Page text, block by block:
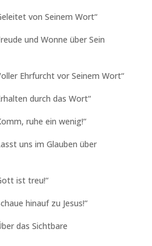
von Seinem Wort“
und Wonne über Sein
Ehrfurcht vor Seinem Wort“
durch das Wort“
ruhe ein wenig!“
uns im Glauben über
ist treu!“
hinauf zu Jesus!“
das Sichtbare